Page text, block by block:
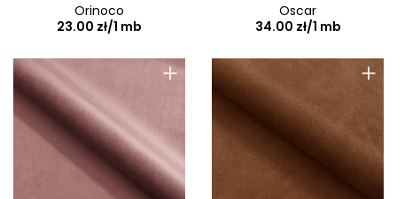
Orinoco
23.00 zł/1 mb
Oscar
34.00 zł/1 mb
+ +